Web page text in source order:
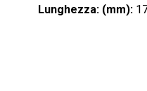
Lunghezza: (mm):